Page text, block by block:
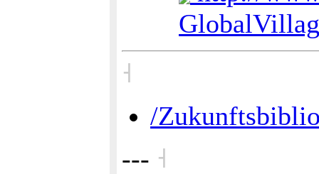
˧
/
--- ˧